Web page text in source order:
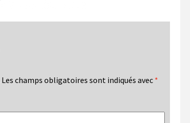
Les champs obligatoires sont indiqués avec *